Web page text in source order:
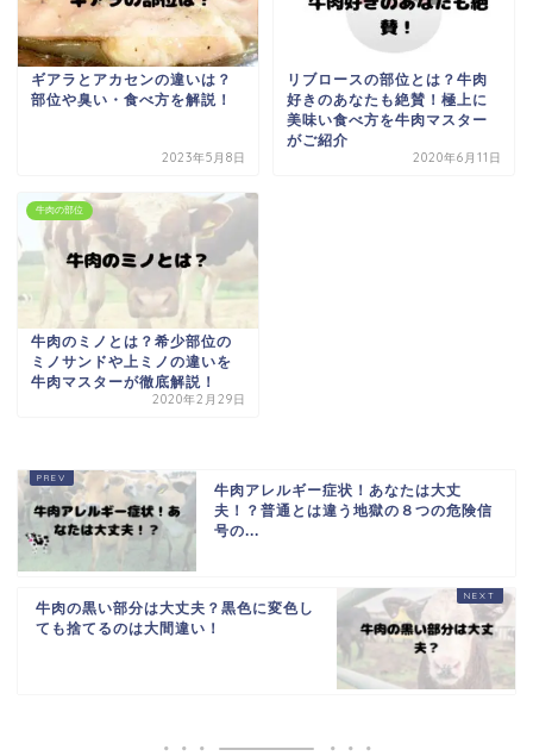
ギアラとアカセンの違いは？
部位や臭い・食べ方を解説！
2023年5月8日
リブロースの部位とは？牛肉
好きのあなたも絶賛！極上に
美味い食べ方を牛肉マスター
がご紹介
2020年6月11日
牛肉の部位
牛肉のミノとは？希少部位の
ミノサンドや上ミノの違いを
牛肉マスターが徹底解説！
2020年2月29日
牛肉アレルギー症状！あなたは大丈
夫！？普通とは違う地獄の８つの危険信
号の...
牛肉の黒い部分は大丈夫？黒色に変色し
ても捨てるのは大間違い！